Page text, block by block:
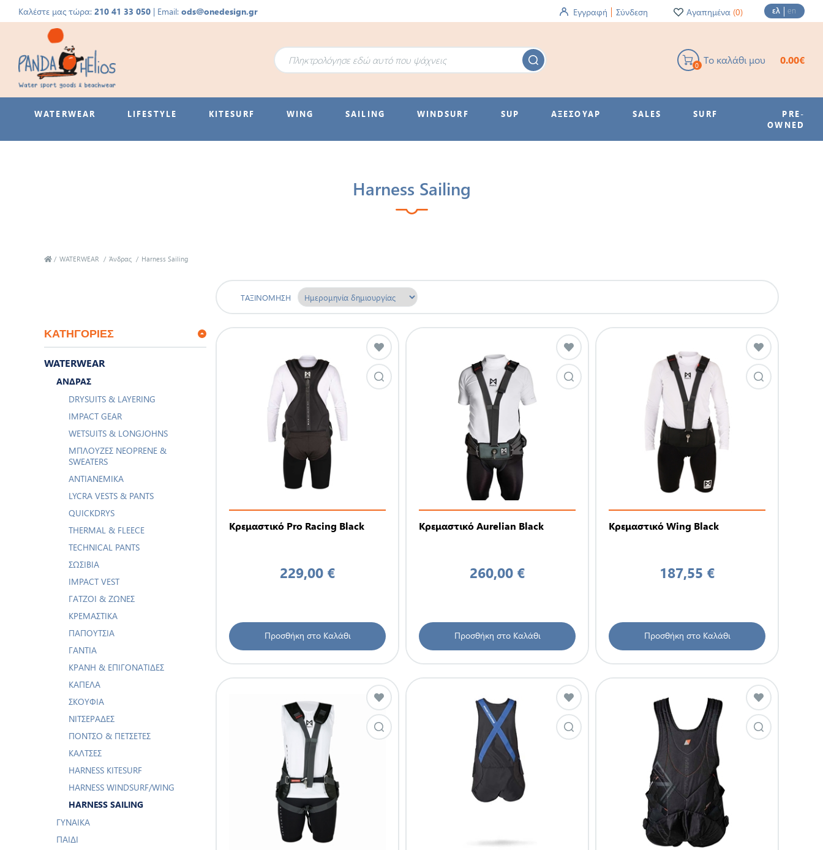
Καλέστε μας τώρα:210 41 33 050 | Email:ods@onedesign.gr Εγγραφή Σύνδεση Αγαπημένα (0) ελ en
Το καλάθι μου
0 0.00€
WATERWEAR LIFESTYLE KITESURF WING SAILING WINDSURF SUP ΑΞΕΣΟΥΑΡ SALES SURF
PRE-
OWNED
Harness Sailing
/ WATERWEAR / Άνδρας / Harness Sailing
ΚΑΤΗΓΟΡΊΕΣ
WATERWEAR
ΆΝΔΡΑΣ
DRYSUITS & LAYERING
IMPACT GEAR
WETSUITS & LONGJOHNS
ΜΠΛΟΎΖΕΣ NEOPRENE &
SWEATERS
ΑΝΤΙΑΝΕΜΙΚΆ
LYCRA VESTS & PANTS
QUICKDRYS
THERMAL & FLEECE
TECHNICAL PANTS
ΣΩΣΊΒΙΑ
IMPACT VEST
ΓΆΤΖΟΙ & ΖΏΝΕΣ
ΚΡΕΜΑΣΤΙΚΆ
ΠΑΠΟΎΤΣΙΑ
ΓΆΝΤΙΑ
ΚΡΆΝΗ & ΕΠΙΓΟΝΑΤΊΔΕΣ
ΚΑΠΈΛΑ
ΣΚΟΥΦΙΆ
ΝΙΤΣΕΡΆΔΕΣ
ΠΌΝΤΣΟ & ΠΕΤΣΈΤΕΣ
ΚΆΛΤΣΕΣ
HARNESS KITESURF
HARNESS WINDSURF/WING
HARNESS SAILING
ΓΥΝΑΊΚΑ
ΠΑΙΔΊ
ΤΑΞΙΝΌΜΗΣΗ
Κρεμαστικό Pro Racing Black
229,00 €
Προσθήκη στο Καλάθι
Κρεμαστικό Aurelian Black
260,00 €
Προσθήκη στο Καλάθι
Κρεμαστικό Wing Black
187,55 €
Προσθήκη στο Καλάθι